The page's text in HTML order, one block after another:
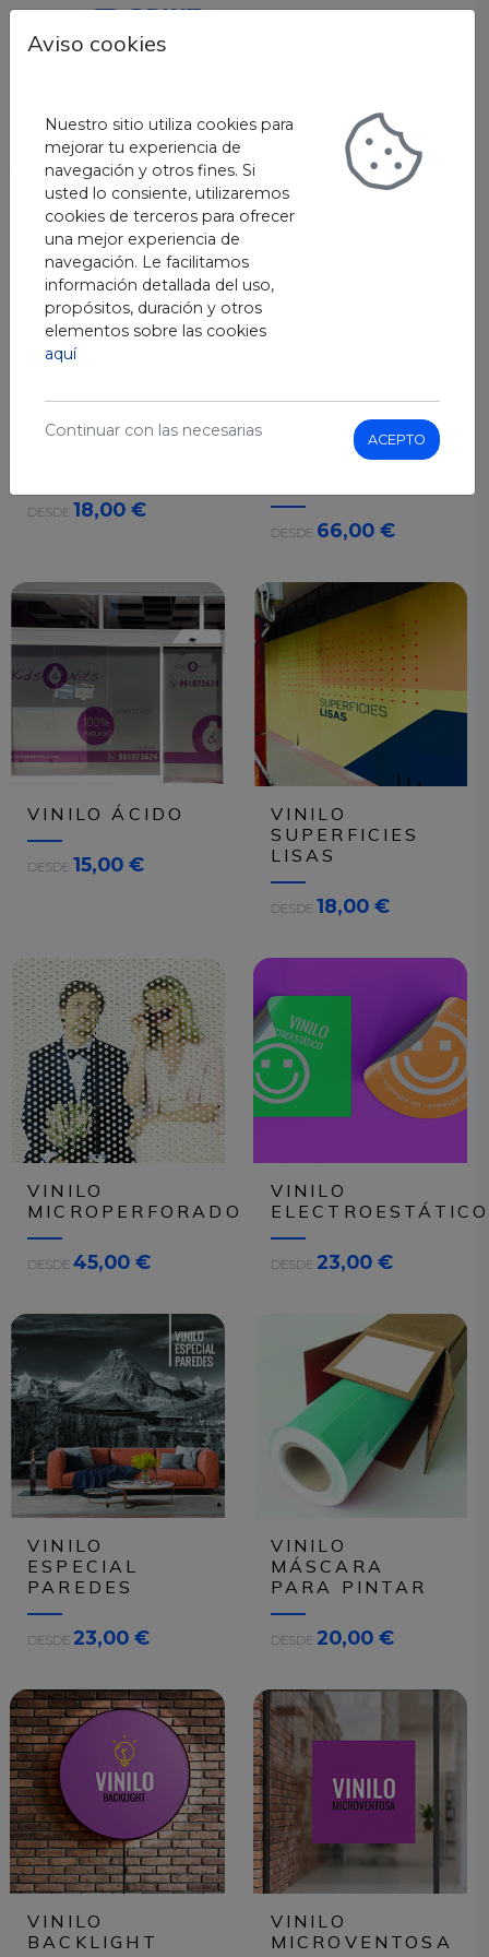
Mostrando1-12 de12
elementos.
ORDENAR POR
TRANSPARENTE
DESDE 18,00 €
TRANSPARENTE
+ TINTA
DESDE 66,00 €
VINILO ÁCIDO
DESDE 15,00 €
VINILO
SUPERFICIES
LISAS
DESDE 18,00 €
VINILO
MICROPERFORADO
DESDE 45,00 €
VINILO
ELECTROESTÁTICO
DESDE 23,00 €
VINILO
ESPECIAL
PAREDES
DESDE 23,00 €
VINILO
MÁSCARA
PARA PINTAR
DESDE 20,00 €
VINILO
BACKLIGHT
VINILO
MICROVENTOSA
Aviso cookies
Nuestro sitio utiliza cookies para
mejorar tu experiencia de
navegación y otros fines. Si
usted lo consiente, utilizaremos
cookies de terceros para ofrecer
una mejor experiencia de
navegación. Le facilitamos
información detallada del uso,
propósitos, duración y otros
elementos sobre las cookies
aquí
Continuar con las necesarias ACEPTO